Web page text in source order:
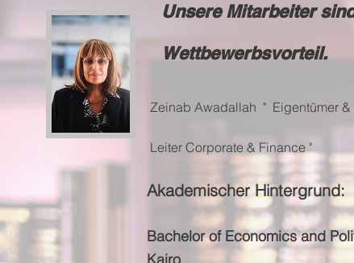
Unsere Mitarbeiter
Wettbewerbsvorteil.
Zeinab Awadallah " Eigentümer
Leiter Corporate & Finance "
Akademischer Hintergrund:
Bachelor of Economics and